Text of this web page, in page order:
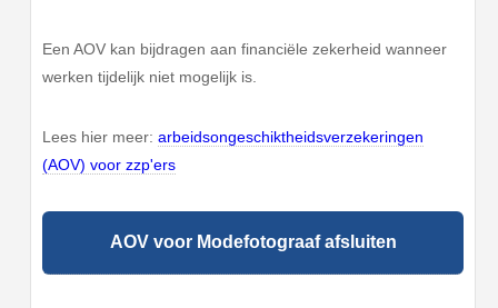
Een AOV kan bijdragen aan financiële zekerheid wanneer
werken tijdelijk niet mogelijk is.
Lees hier meer:arbeidsongeschiktheidsverzekeringen
(AOV) voor zzp'ers
AOV voor Modefotograaf afsluiten